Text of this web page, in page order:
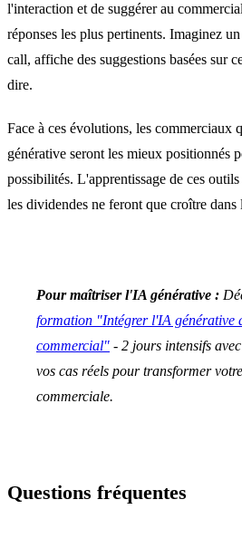
l'interaction et de suggérer au
réponses les plus pertinents. Imaginez
call, affiche des suggestions basées sur
dire.
Face à ces évolutions, les commerciaux
générative seront les mieux positionnés
possibilités. L'apprentissage de ces
les dividendes ne feront que croître dans
Pour maîtriser l'IA générative :
formation "Intégrer l'IA générative
commercial" - 2 jours intensifs
vos cas réels pour transformer
commerciale.
Questions fréquentes